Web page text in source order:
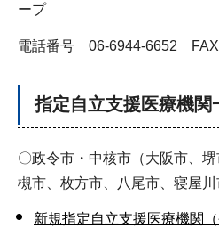
ープ
電話番号 06-6944-6652
指定自立支援医療機関
〇政令市・中核市（大阪市、
槻市、枚方市、八尾市、寝屋川
新規指定自立支援医療機関